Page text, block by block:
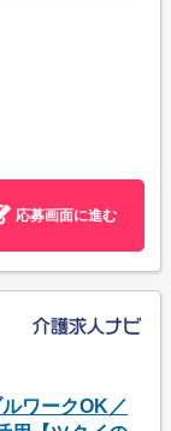
応募画面に進む
ワークOK／